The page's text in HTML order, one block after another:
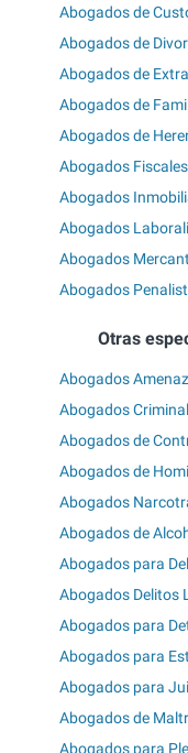
Abogados de
Abogados de
Abogados de
Abogados de
Abogados de
Abogados Fiscales
Abogados
Abogados
Abogados
Abogados
Otras
Abogados
Abogados
Abogados de
Abogados de
Abogados
Abogados de
Abogados para
Abogados Delitos
Abogados para
Abogados para
Abogados para
Abogados de
Abogados para